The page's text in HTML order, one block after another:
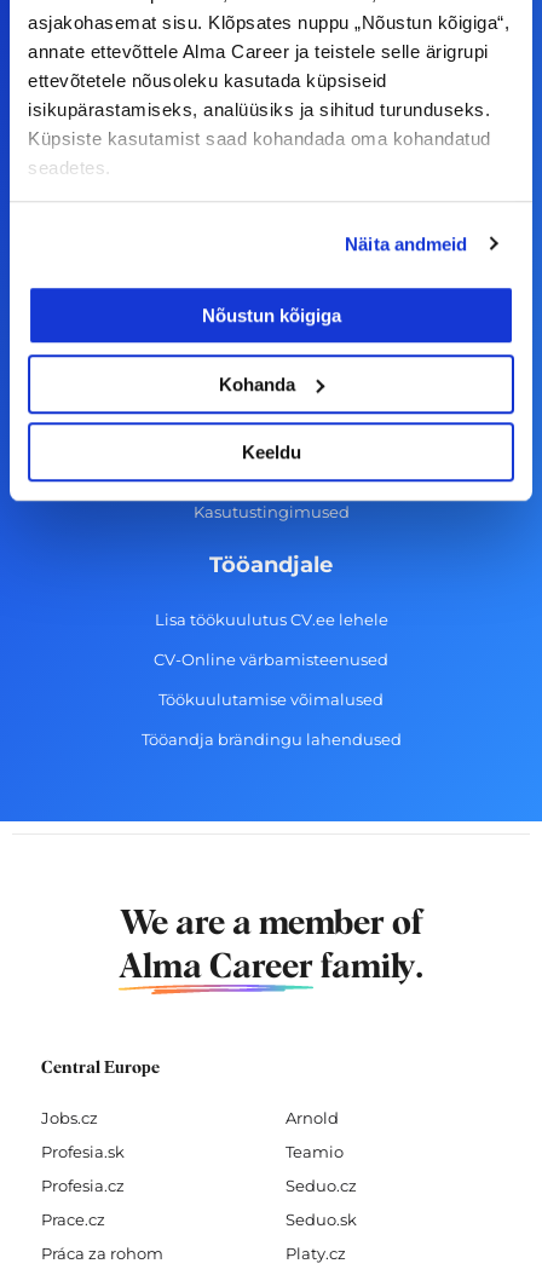
asjakohasemat sisu. Klõpsates nuppu „Nõustun kõigiga“,
annate ettevõttele Alma Career ja teistele selle ärigrupi
ettevõtetele nõusoleku kasutada küpsiseid
isikupärastamiseks, analüüsiks ja sihitud turunduseks.
Küpsiste kasutamist saad kohandada oma kohandatud
seadetes.
Näita andmeid
Nõustun kõigiga
Kohanda
Keeldu
ettepanekuid erinevate teemade osas või soovid
teha koostööd, siis võta meiega julgelt ühendust.
F
c
b
o
-
f
I
s
a
g
r
a
m
L
n
e
d
i
n
Y
u
t
u
e
Tööotsijale
Tööpakkumised
Aktiveeri tööpakkumiste teavitus
Kasutustingimused
Tööandjale
Lisa töökuulutus CV.ee lehele
CV-Online värbamisteenused
Töökuulutamise võimalused
Tööandja brändingu lahendused
We are a member of
Alma Career family.
Central Europe
Jobs.cz
Profesia.sk
Profesia.cz
Prace.cz
Práca za rohom
Arnold
Teamio
Seduo.cz
Seduo.sk
Platy.cz